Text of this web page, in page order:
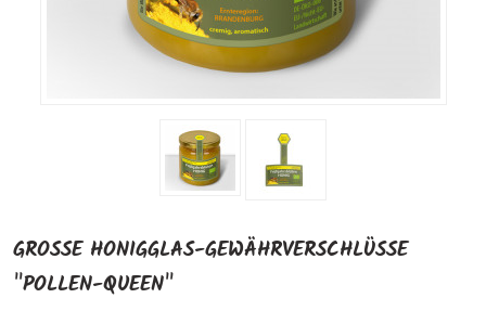
GROSSE HONIGGLAS-GEWÄHRVERSCHLÜSSE "
POLLEN-QUEEN"